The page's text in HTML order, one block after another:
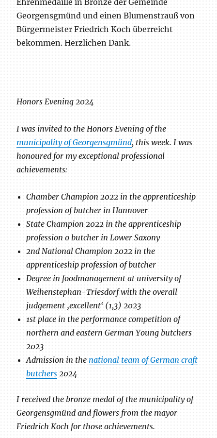
Georgensgmünd und einen Blumenstrauß von
Bürgermeister Friedrich Koch überreicht
bekommen. Herzlichen Dank.
Honors Evening 2024
I was invited to the Honors Evening of the
municipality of Georgensgmünd, this week. I was
honoured for my exceptional professional
achievements:
Chamber Champion 2022 in the apprenticeship
profession of butcher in Hannover
State Champion 2022 in the apprenticeship
profession o butcher in Lower Saxony
2nd National Champion 2022 in the
apprenticeship profession of butcher
Degree in foodmanagement at university of
Weihenstephan-Triesdorf with the overall
judgement ‚excellent‘ (1,3) 2023
1st place in the performance competition of
northern and eastern German Young butchers
2023
Admission in the national team of German craft
butchers 2024
I received the bronze medal of the municipality of
Georgensgmünd and flowers from the mayor
Friedrich Koch for those achievements.